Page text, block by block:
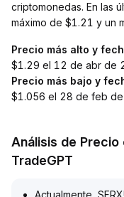
criptomonedas. En las
máximo de $1.21 y un
Precio más alto y
$1.29 el 12 de abr de
Precio más bajo y
$1.056 el 28 de feb
Análisis de
TradeGPT
Actualmente,